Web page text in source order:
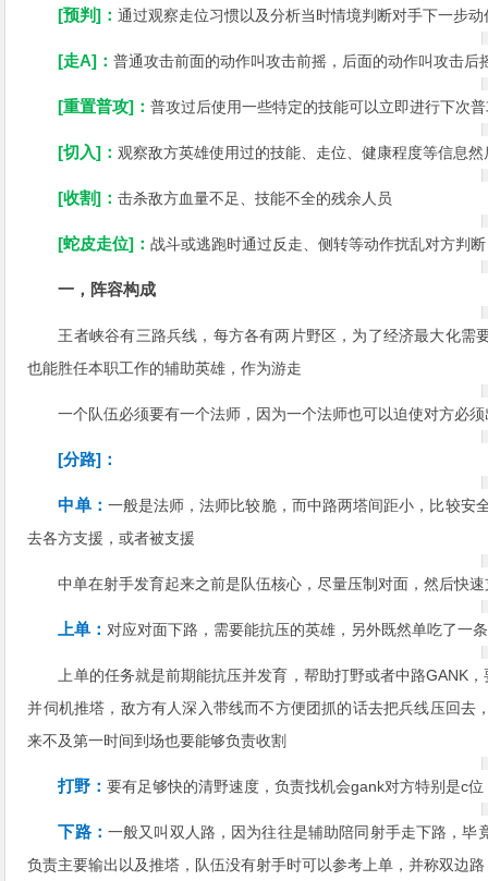
[预判]：通过观察走位习惯以及分析当时情境判断对手下一步
[走A]：普通攻击前面的动作叫攻击前摇，后面的动作叫攻击后
[重置普攻]：普攻过后使用一些特定的技能可以立即进行下次
[切入]：观察敌方英雄使用过的技能、走位、健康程度等信息
[收割]：击杀敌方血量不足、技能不全的残余人员
[蛇皮走位]：战斗或逃跑时通过反走、侧转等动作扰乱对方判
一，阵容构成
王者峡谷有三路兵线，每方各有两片野区，为了经济最大化
也能胜任本职工作的辅助英雄，作为游走
一个队伍必须要有一个法师，因为一个法师也可以迫使对方必
[分路]：
中单： 一般是法师，法师比较脆，而中路两塔间距小，比较安
去各方支援，或者被支援
中单在射手发育起来之前是队伍核心，尽量压制对面，然后快
上单： 对应对面下路，需要能抗压的英雄，另外既然单吃了一
上单的任务就是前期能抗压并发育，帮助打野或者中路GANK
并伺机推塔，敌方有人深入带线而不方便团抓的话去把兵线压回
来不及第一时间到场也要能够负责收割
打野：要有足够快的清野速度，负责找机会gank对方特别是c
下路： 一般又叫双人路，因为往往是辅助陪同射手走下路，
负责主要输出以及推塔，队伍没有射手时可以参考上单，并称双边路